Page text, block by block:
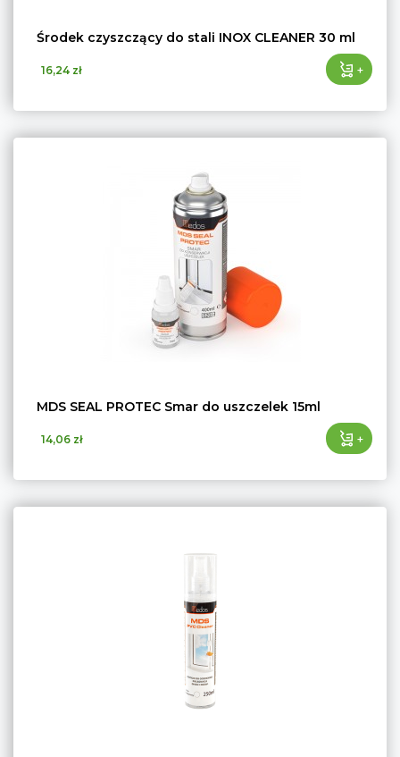
Środek czyszczący do stali INOX CLEANER 30 ml
16,24 zł +
MDS SEAL PROTEC Smar do uszczelek 15ml
14,06 zł +